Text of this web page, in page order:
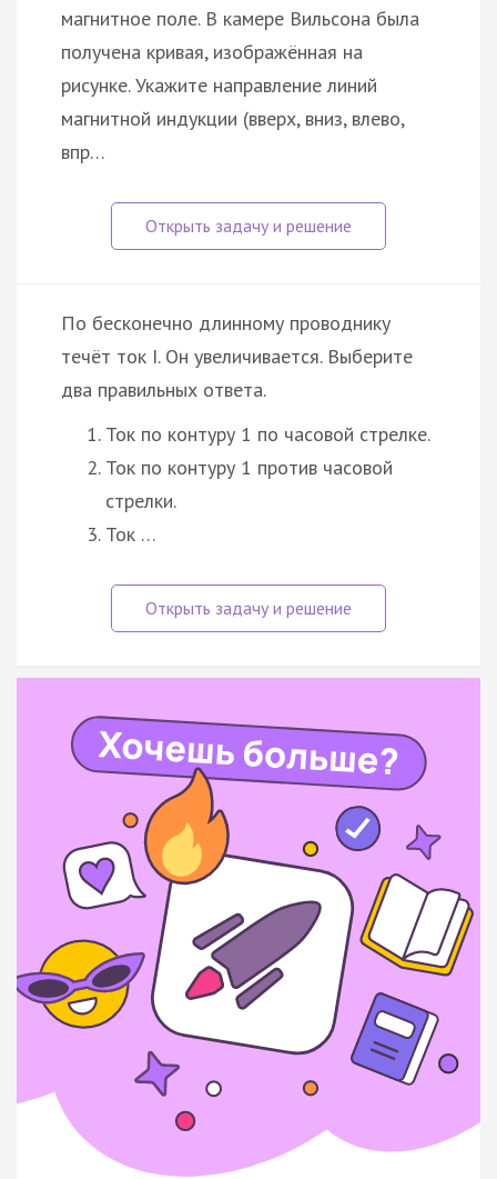
магнитное поле. В камере Вильсона была
получена кривая, изображённая на
рисунке. Укажите направление линий
магнитной индукции (вверх, вниз, влево,
впр…
По бесконечно длинному проводнику
течёт ток I. Он увеличивается. Выберите
два правильных ответа.
Ток по контуру 1 по часовой стрелке.
Ток по контуру 1 против часовой
стрелки.
Ток …